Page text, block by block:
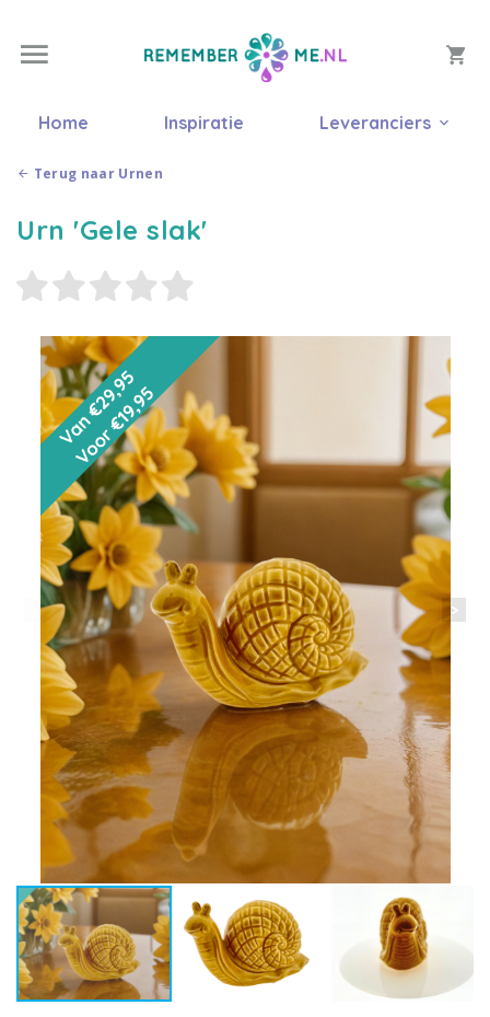
Home Inspiratie Leveranciers
Terug naar Urnen
Urn 'Gele slak'